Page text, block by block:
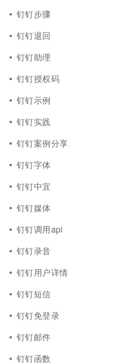
钉钉步骤
钉钉退回
钉钉助理
钉钉授权码
钉钉示例
钉钉实践
钉钉案例分享
钉钉字体
钉钉中宜
钉钉媒体
钉钉调用api
钉钉录音
钉钉用户详情
钉钉短信
钉钉免登录
钉钉邮件
钉钉函数